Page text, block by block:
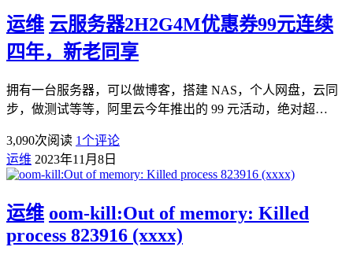
运维 云服务器2H2G4M优惠券99元连续
四年，新老同享
拥有一台服务器，可以做博客，搭建 NAS，个人网盘，云同
步，做测试等等，阿里云今年推出的 99 元活动，绝对超…
3,090次阅读 1个评论
运维 2023年11月8日
运维 oom-kill:Out of memory: Killed
process 823916 (xxxx)